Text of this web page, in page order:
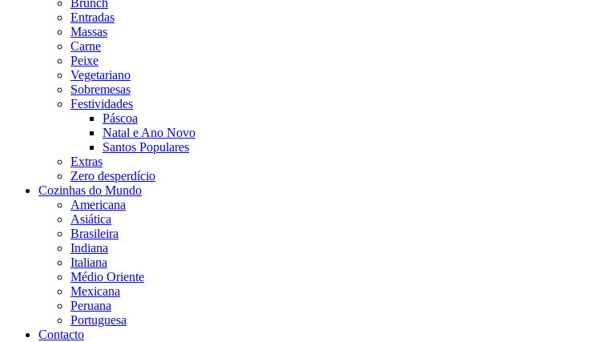
Brunch
Entradas
Massas
Carne
Peixe
Vegetariano
Sobremesas
Festividades
Páscoa
Natal e Ano Novo
Santos Populares
Extras
Zero desperdício
Cozinhas do Mundo
Americana
Asiática
Brasileira
Indiana
Italiana
Médio Oriente
Mexicana
Peruana
Portuguesa
Contacto